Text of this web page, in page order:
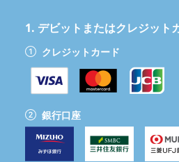
1. デビットまたはクレジット
クレジットカード
銀行口座